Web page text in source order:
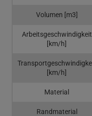
Volumen [m3]
Arbeitsgeschwindigkeit
[km/h]
[km/h]
Material
Randmaterial